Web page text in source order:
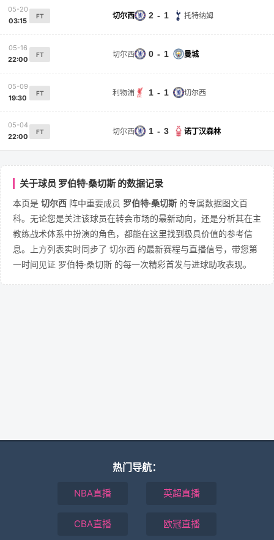
05-20
03:15
FT 切尔西 2 - 1 托特纳姆
05-16
22:00
FT 切尔西 0 - 1 曼城
05-09
19:30
FT 利物浦 1 - 1 切尔西
05-04
22:00
FT 切尔西 1 - 3 诺丁汉森林
关于球员 罗伯特·桑切斯 的数据记录
本页是 切尔西 阵中重要成员 罗伯特·桑切斯 的专属数据图文百
科。无论您是关注该球员在转会市场的最新动向，还是分析其在主
教练战术体系中扮演的角色，都能在这里找到极具价值的参考信
息。上方列表实时同步了 切尔西 的最新赛程与直播信号，带您第
一时间见证 罗伯特·桑切斯 的每一次精彩首发与进球助攻表现。
热门导航：
NBA直播 英超直播
CBA直播 欧冠直播